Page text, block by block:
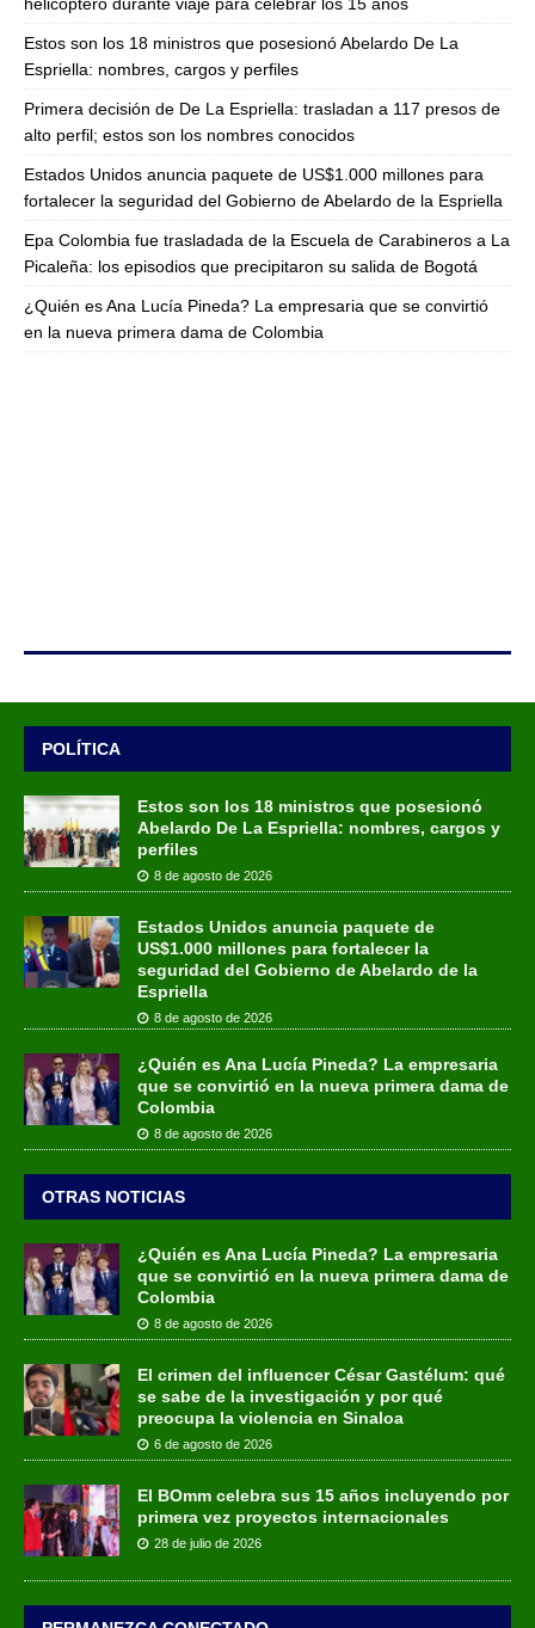
Estos son los 18 ministros que posesionó Abelardo De La
Espriella: nombres, cargos y perfiles
Primera decisión de De La Espriella: trasladan a 117 presos de
alto perfil; estos son los nombres conocidos
Estados Unidos anuncia paquete de US$1.000 millones para
fortalecer la seguridad del Gobierno de Abelardo de la Espriella
Epa Colombia fue trasladada de la Escuela de Carabineros a La
Picaleña: los episodios que precipitaron su salida de Bogotá
¿Quién es Ana Lucía Pineda? La empresaria que se convirtió
en la nueva primera dama de Colombia
POLÍTICA
Estos son los 18 ministros que posesionó
Abelardo De La Espriella: nombres, cargos y
perfiles
8 de agosto de 2026
Estados Unidos anuncia paquete de
US$1.000 millones para fortalecer la
seguridad del Gobierno de Abelardo de la
Espriella
8 de agosto de 2026
¿Quién es Ana Lucía Pineda? La empresaria
que se convirtió en la nueva primera dama de
Colombia
8 de agosto de 2026
OTRAS NOTICIAS
¿Quién es Ana Lucía Pineda? La empresaria
que se convirtió en la nueva primera dama de
Colombia
8 de agosto de 2026
El crimen del influencer César Gastélum: qué
se sabe de la investigación y por qué
preocupa la violencia en Sinaloa
6 de agosto de 2026
El BOmm celebra sus 15 años incluyendo por
primera vez proyectos internacionales
28 de julio de 2026